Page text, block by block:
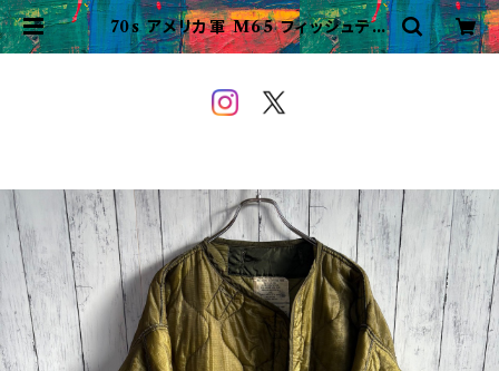
70s アメリカ軍 M65 フィッシュテー
ルパーカー ライナージャケット モッ